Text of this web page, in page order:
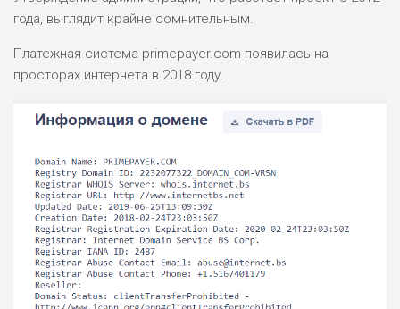
года, выглядит крайне сомнительным.
Платежная система primepayer.com появилась на
просторах интернета в 2018 году.